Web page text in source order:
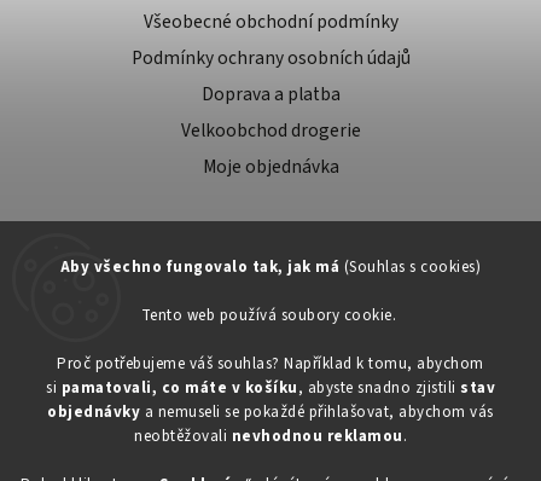
Aby všechno fungovalo tak, jak má (Souhlas s cookies)
Tento web používá soubory cookie.
Proč potřebujeme váš souhlas? Například k tomu, abychom
si pamatovali, co máte v košíku, abyste snadno zjistili stav
objednávky a nemuseli se pokaždé přihlašovat, abychom vás
neobtěžovali nevhodnou reklamou.
734603917
eshop@toner-rl.cz
Všeobecné obchodní podmínky
Podmínky ochrany osobních údajů
Doprava a platba
Velkoobchod drogerie
Moje objednávka